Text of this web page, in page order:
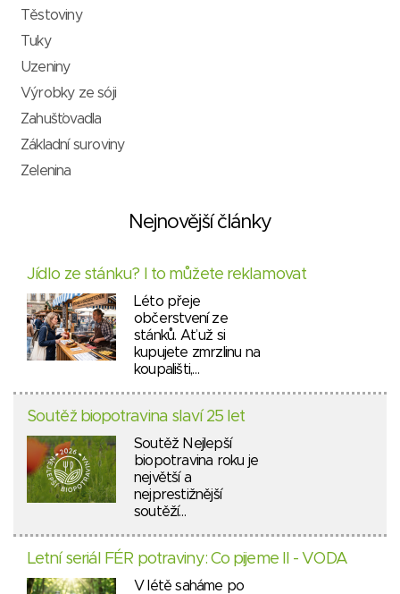
Těstoviny
Tuky
Uzeniny
Výrobky ze sóji
Zahušťovadla
Základní suroviny
Zelenina
Nejnovější články
Jídlo ze stánku? I to můžete reklamovat
Léto přeje
občerstvení ze
stánků. Ať už si
kupujete zmrzlinu na
koupališti,…
Soutěž biopotravina slaví 25 let
Soutěž Nejlepší
biopotravina roku je
největší a
nejprestižnější
soutěží…
Letní seriál FÉR potraviny: Co pijeme II - VODA
V létě saháme po